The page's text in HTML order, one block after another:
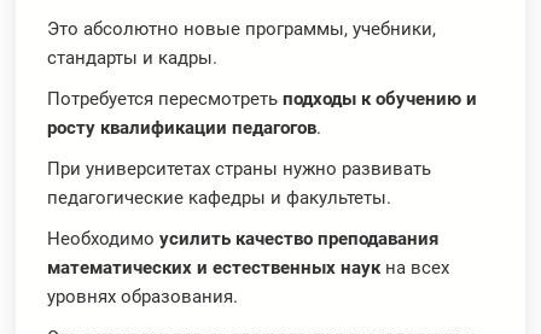
Это абсолютно новые программы, учебники,
стандарты и кадры.
Потребуется пересмотретьподходы к обучению и
росту квалификации педагогов.
При университетах страны нужно развивать
педагогические кафедры и факультеты.
Необходимоусилить качество преподавания
математических и естественных наукна всех
уровнях образования.